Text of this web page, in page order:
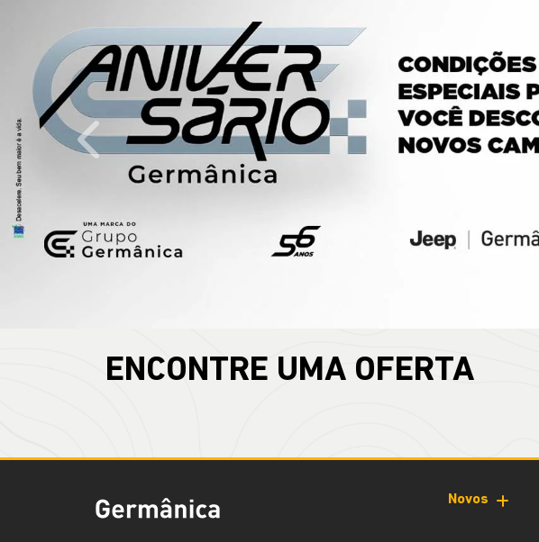
templates.template-01.components.carousel.texts.control_prev
ENCONTRE UMA OFERTA
Novos